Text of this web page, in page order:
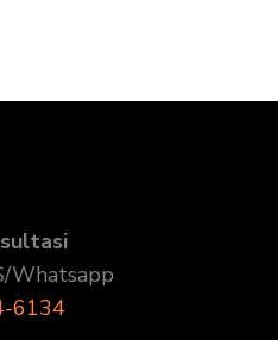
Whatsapp
6134